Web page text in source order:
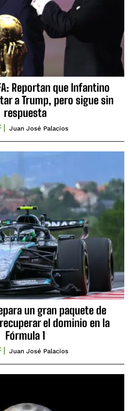
Reportan que Infantino
a Trump, pero sigue sin
respuesta
Juan José Palacios
un gran paquete de
el dominio en la
Fórmula 1
Juan José Palacios